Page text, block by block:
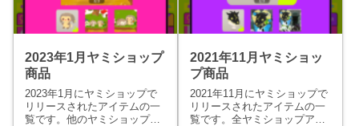
2023年1月ヤミショップ
商品
2023年1月にヤミショップで
リリースされたアイテムの一
覧です。他のヤミショップア
2021年11月ヤミショッ
プ商品
2021年11月にヤミショップで
リリースされたアイテムの一
覧です。全ヤミショップアイ